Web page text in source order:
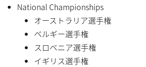
National Championships
オーストラリア選手権
ベルギー選手権
スロベニア選手権
イギリス選手権